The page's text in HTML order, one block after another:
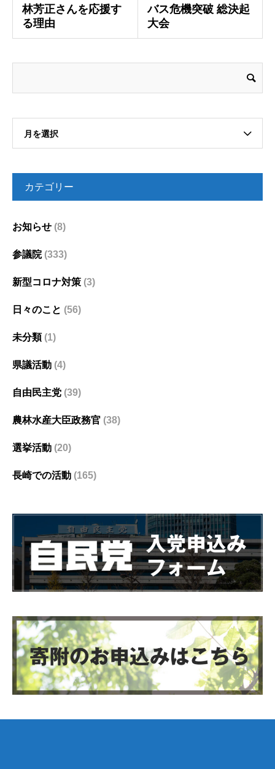
林芳正さんを応援す
る理由
バス危機突破 総決起
大会
月を選択
カテゴリー
お知らせ (8)
参議院(333)
新型コロナ対策 (3)
日々のこと (56)
未分類(1)
県議活動 (4)
自由民主党 (39)
農林水産大臣政務官 (38)
選挙活動 (20)
長崎での活動 (165)